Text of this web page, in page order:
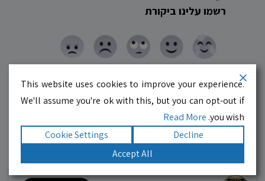
רשמו עלינו ביקורת
רוצים גם? לחצו כאן
This website uses cookies to improve your experience.
We'll assume you're ok with this, but you can opt-out if
you wish.
Read More
Decline
Cookie Settings
Accept All